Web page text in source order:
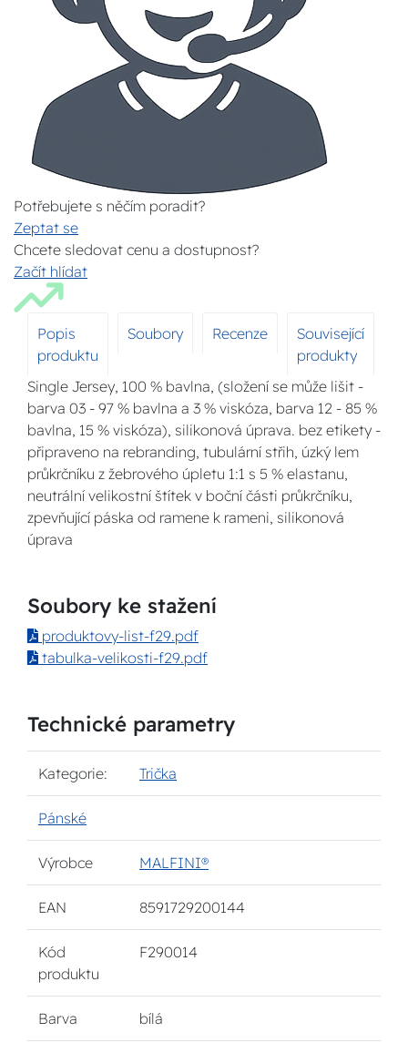
Potřebujete s něčím poradit?
Zeptat se
Chcete sledovat cenu a dostupnost?
Začít hlídat
Popis
produktu
Soubory Recenze
Související
produkty
Single Jersey, 100 % bavlna, (složení se může lišit -
barva 03 - 97 % bavlna a 3 % viskóza, barva 12 - 85 %
bavlna, 15 % viskóza), silikonová úprava. bez etikety -
připraveno na rebranding, tubulární střih, úzký lem
průkrčníku z žebrového úpletu 1:1 s 5 % elastanu,
neutrální velikostní štítek v boční části průkrčníku,
zpevňující páska od ramene k rameni, silikonová
úprava
Soubory ke stažení
produktovy-list-f29.pdf
tabulka-velikosti-f29.pdf
Technické parametry
Kategorie: Trička
Pánské
Výrobce MALFINI®
EAN 8591729200144
Kód
produktu
F290014
Barva bílá